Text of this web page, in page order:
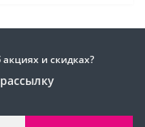
и скидках?